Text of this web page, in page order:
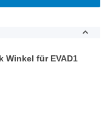
Winkel für EVAD1